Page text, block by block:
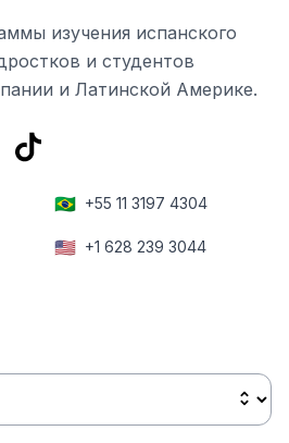
изучения испанского
и студентов
и Латинской Америке.
🇧🇷 +55 11 3197 4304
🇺🇸 +1 628 239 3044